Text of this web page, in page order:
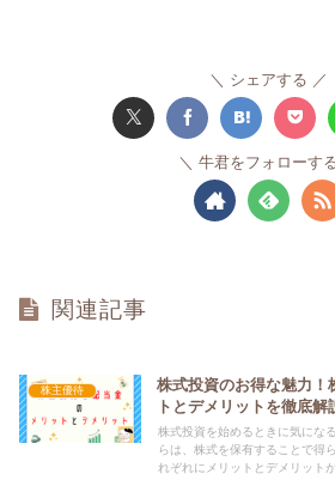
シェアする
牛君をフォローす
関連記事
株主優待
株式投資のお得な魅力！
トとデメリットを徹底解
株式投資を始めるときに気にな
らは、株式を保有することで得
れぞれにメリットとデメリット